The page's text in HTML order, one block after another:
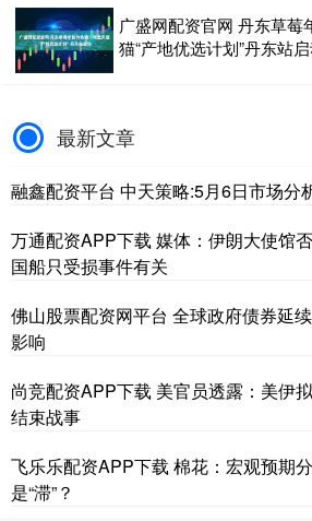
广盛网配资官网 丹东草莓
猫“产地优选计划”丹东站
最新文章
融鑫配资平台 中天策略:5月6日市场分
万通配资APP下载 媒体：伊朗大使馆
国船只受损事件有关
佛山股票配资网平台 全球政府债券延
影响
尚竞配资APP下载 美官员透露：美伊
结束战事
飞乐乐配资APP下载 棉花：宏观预期
是“滞”？